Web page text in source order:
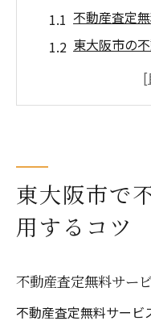
不動産査定
東大阪市の
無料ででき
安心して利
不動産査定
い
無料サービ
方法
東大阪市で
用するコツ
不動産査定無料サー
不動産査定無料サービ